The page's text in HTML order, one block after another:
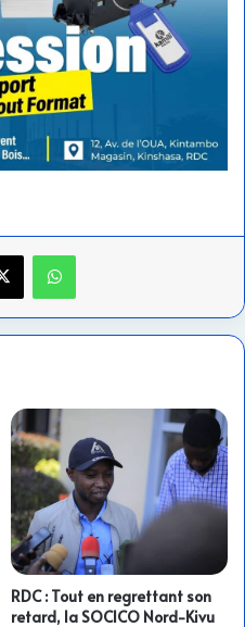
X WhatsApp
RDC : Tout en regrettant son
retard, la SOCICO Nord-Kivu